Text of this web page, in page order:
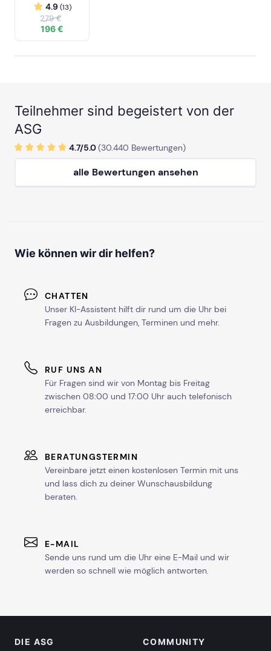
4.9(13)
279 €
196 €
Teilnehmer sind begeistert von der
ASG
4.7/5.0(30.440 Bewertungen)
alle Bewertungen ansehen
Wie können wir dir helfen?
CHATTEN
Unser KI-Assistent hilft dir rund um die Uhr bei
Fragen zu Ausbildungen, Terminen und mehr.
RUF UNS AN
Für Fragen sind wir von Montag bis Freitag
zwischen 08:00 und 17:00 Uhr auch telefonisch
erreichbar.
BERATUNGSTERMIN
Vereinbare jetzt einen kostenlosen Termin mit uns
und lass dich zu deiner Wunschausbildung
beraten.
E-MAIL
Sende uns rund um die Uhr eine E-Mail und wir
werden so schnell wie möglich antworten.
DIE ASG COMMUNITY